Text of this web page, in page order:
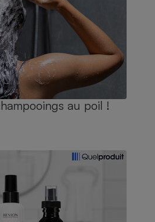
au poil !